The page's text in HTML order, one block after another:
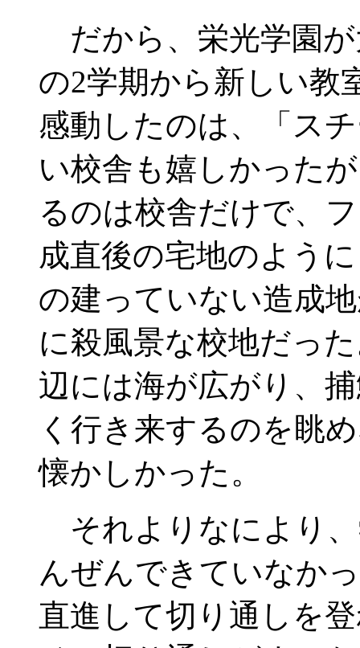
だから、栄光学園が
の2学期から新しい教
感動したのは、「ス
い校舎も嬉しかった
るのは校舎だけで、
成直後の宅地のよう
の建っていない造成
に殺風景な校地だっ
辺には海が広がり、
く行き来するのを眺
懐かしかった。
それよりなにより
んぜんできていなか
直進して切り通しを